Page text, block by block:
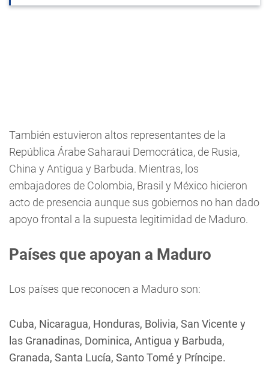
También estuvieron altos representantes de la
República Árabe Saharaui Democrática, de Rusia,
China y Antigua y Barbuda. Mientras, los
embajadores de Colombia, Brasil y México hicieron
acto de presencia aunque sus gobiernos no han dado
apoyo frontal a la supuesta legitimidad de Maduro.
Países que apoyan a Maduro
Los países que reconocen a Maduro son:
Cuba, Nicaragua, Honduras, Bolivia, San Vicente y
las Granadinas, Dominica, Antigua y Barbuda,
Granada, Santa Lucía, Santo Tomé y Príncipe.